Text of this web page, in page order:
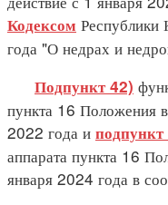
Кодексом Республики
года "О недрах и
Подпункт 42)
пункта 16 Положения
2022 года и
аппарата пункта 16
января 2024 года в